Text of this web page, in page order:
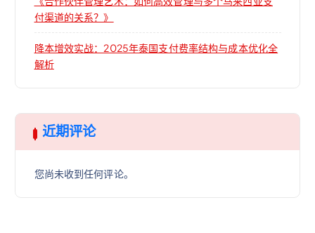
付渠道的关系？》
降本增效实战：2025年泰国支付费率结构与成本优化全
解析
近期评论
您尚未收到任何评论。